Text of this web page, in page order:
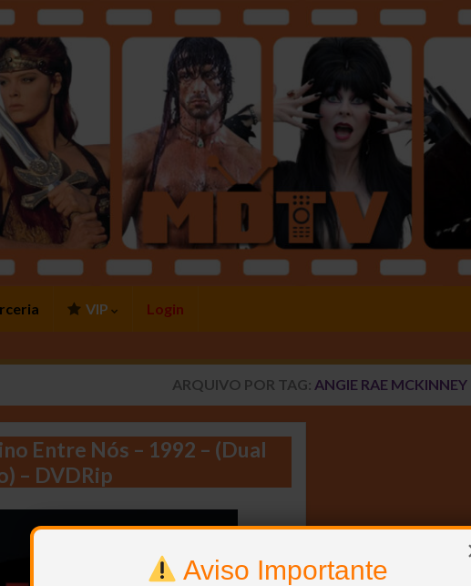
Aviso Importante
VIP Login
ARQUIVO POR TAG: ANGIE RAE MCKINNEY
Entre Nós – 1992 – (Dual
– DVDRip